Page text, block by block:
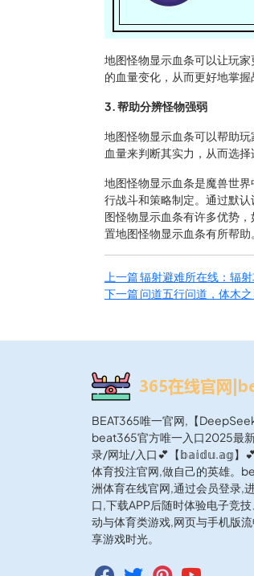
地图怪物显示血条可以让玩
的血量变化，从而更好地掌握
3. 帮助分辨怪物强弱
地图怪物显示血条可以帮助
血量来判断其实力，从而选择
地图怪物显示血条是魔兽世
行战斗和策略制定。通过默
图怪物显示血条有许多优势
置地图怪物显示血条有所帮助。
上一篇辐射避难所在线：辐
下一篇问道五行问道，体木
BEAT365唯一官网,【
beat365官方唯一入口2025最
录/网址/入口💕【𝕓𝕒𝕚𝕕𝕦.𝕒𝕘】
体育投注官网,做自己的英雄。
洲体育在线官网,通过会员登录,
口,下载APP后随时体验电子竞
动与体育类游戏,网页与手机版
享游戏时光。